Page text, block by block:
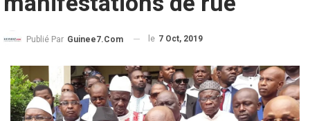
Publié Par Guinee7.com le 7 Oct, 2019